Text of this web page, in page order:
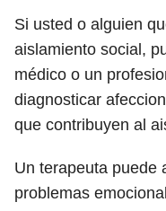
Si usted o alguien
aislamiento social,
médico o un
diagnosticar
que contribuyen al
Un terapeuta puede
problemas